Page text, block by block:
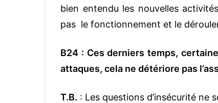
bien entendu les nouvelles
pas le fonctionnement et le
B24 : Ces derniers temps,
attaques, cela ne détériore pas
T.B. : Les questions d’insécurité ne